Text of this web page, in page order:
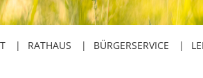
RATHAUS BÜRGERSERVICE